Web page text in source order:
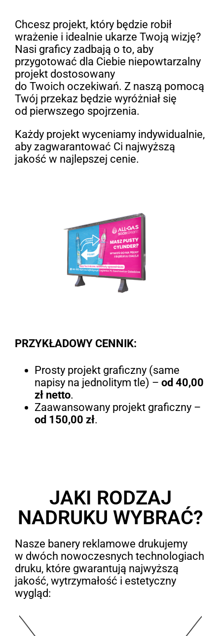
Chcesz projekt, który będzie robił
wrażenie i idealnie ukarze Twoją wizję?
Nasi graficy zadbają o to, aby
przygotować dla Ciebie niepowtarzalny
projekt dostosowany
do Twoich oczekiwań. Z naszą pomocą
Twój przekaz będzie wyróżniał się
od pierwszego spojrzenia.
Każdy projekt wyceniamy indywidualnie,
aby zagwarantować Ci najwyższą
jakość w najlepszej cenie.
PRZYKŁADOWY CENNIK:
Prosty projekt graficzny (same
napisy na jednolitym tle) – od 40,00
zł netto.
Zaawansowany projekt graficzny –
od 150,00 zł.
JAKI RODZAJ
NADRUKU WYBRAĆ?
Nasze banery reklamowe drukujemy
w dwóch nowoczesnych technologiach
druku, które gwarantują najwyższą
jakość, wytrzymałość i estetyczny
wygląd: